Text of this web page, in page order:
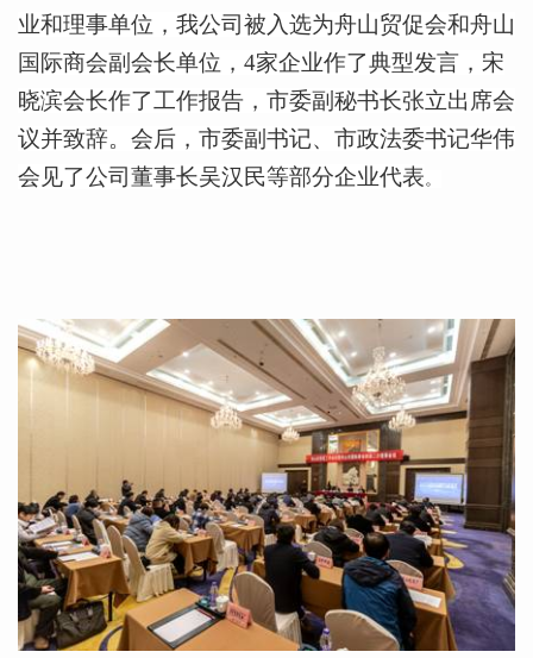
业和理事单位，我公司被入选为舟山贸促会和舟山
国际商会副会长单位， 4家企业作了典型发言，宋
晓滨会长作了工作报告，市委副秘书长张立出席会
议并致辞。会后，市委副书记、市政法委书记华伟
会见了公司董事长吴汉民等部分企业代表 。